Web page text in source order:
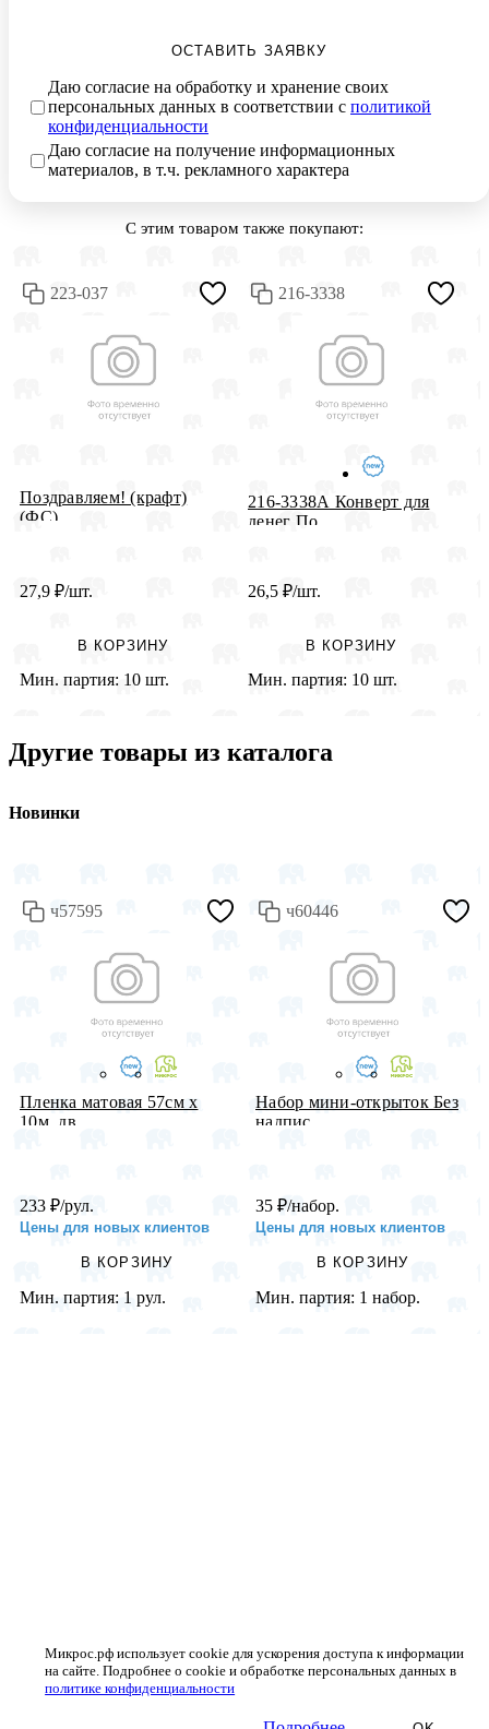
ОСТАВИТЬ ЗАЯВКУ
Даю согласие на обработку и хранение своих
персональных данных в соответствии с политикой
конфиденциальности
Даю согласие на получение информационных
материалов, в т.ч. рекламного характера
С этим товаром также покупают:
223-037
Поздравляем! (крафт)
(ФС)
27,9 ₽/шт.
В КОРЗИНУ
Мин. партия: 10 шт.
216-3338
216-3338А Конверт для
денег По...
26,5 ₽/шт.
В КОРЗИНУ
Мин. партия: 10 шт.
Другие товары из каталога
Новинки
ч57595
Пленка матовая 57см х
10м, дв...
233 ₽/рул.
Цены для новых клиентов
В КОРЗИНУ
Мин. партия: 1 рул.
ч60446
Набор мини-открыток Без
надпис...
35 ₽/набор.
Цены для новых клиентов
В КОРЗИНУ
Мин. партия: 1 набор.
Микрос.рф использует cookie для ускорения доступа к информации
на сайте. Подробнее о cookie и обработке персональных данных в
политике конфиденциальности